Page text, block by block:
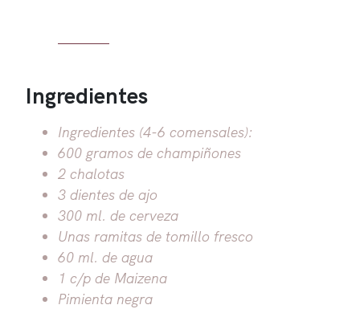
Ingredientes
Ingredientes (4-6 comensales):
600 gramos de champiñones
2 chalotas
3 dientes de ajo
300 ml. de cerveza
Unas ramitas de tomillo fresco
60 ml. de agua
1 c/p de Maizena
Pimienta negra